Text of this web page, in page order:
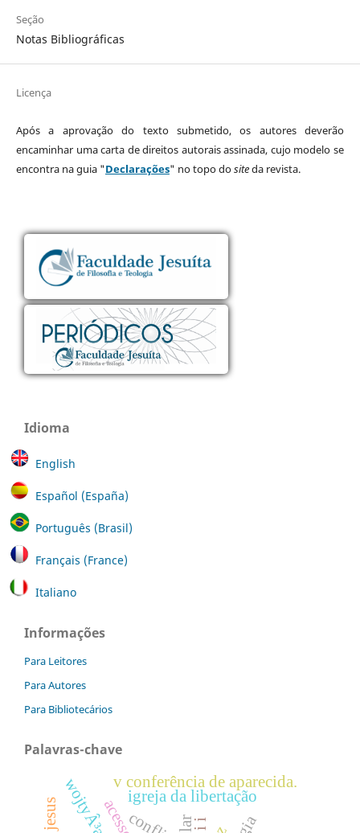
Seção
Notas Bibliográficas
Licença
Após a aprovação do texto submetido, os autores deverão
encaminhar uma carta de direitos autorais assinada, cujo modelo se
encontra na guia "Declarações" no topo dositeda revista.
Idioma
English
Español (España)
Português (Brasil)
Français (France)
Italiano
Informações
Para Leitores
Para Autores
Para Bibliotecários
Palavras-chave
igreja da libertação
v conferência de aparecida.
wojtyÂ³a